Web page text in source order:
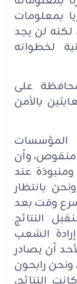
بمعلومات
لكنه لن يجد
لخطواته
على
بالأمن
منقوص، وأن
عند
بانتظار
أسرع وقت بعد
النتائج
الشعب
أن يصادر
ونحن رابحون